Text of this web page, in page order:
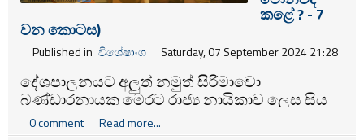
කළේ ? - 7
වන කොටස)
Published in විශේෂාංග Saturday, 07 September 2024 21:28
දේශපාලනයට අලුත් නමුත් සිරිමාවො
බණ්ඩාරනායක මෙරට රාජ්‍ය නායිකාව ලෙස සිය
පාලන කාලය තුළ වැදගත් මෙහෙවරක් කර
තිබෙනවා. කෙසේ නමුත් අගේ පාලන සමයේදී
0 comment Read more...